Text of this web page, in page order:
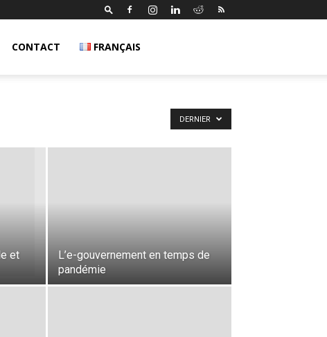
CONTACT FRANÇAIS
DERNIER
et
L’e-gouvernement en temps de
pandémie